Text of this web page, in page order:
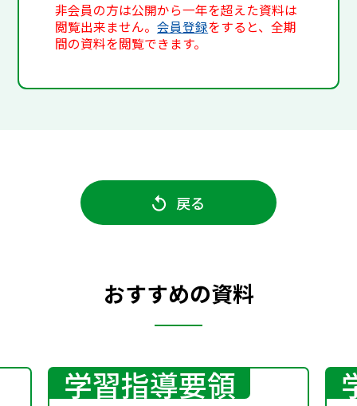
非会員の方は公開から一年を超えた資料は
閲覧出来ません。会員登録をすると、全期
間の資料を閲覧できます。
戻る
おすすめの資料
学習指導要領